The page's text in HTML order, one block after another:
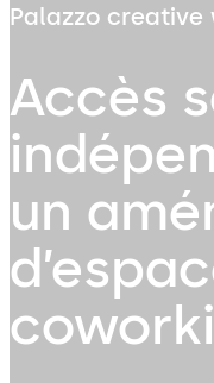
Palazzo
Accès
un